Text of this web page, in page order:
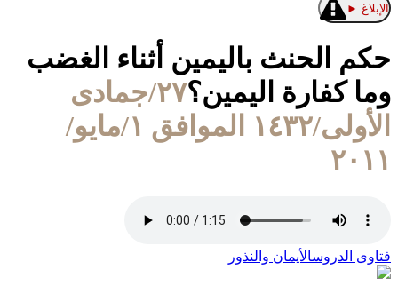
الإبلاغ ►
حكم الحنث باليمين أثناء الغضب
وما كفارة اليمين؟
٢٧/جمادى
الأولى/١٤٣٢ الموافق ١/مايو/
٢٠١١
فتاوى الدروسالأيمان والنذور